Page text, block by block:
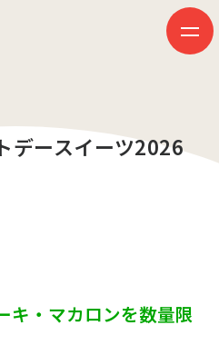
デースイーツ2026
キ・マカロンを数量限